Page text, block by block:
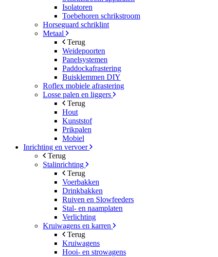
Isolatoren
Toebehoren schrikstroom
Horseguard schriklint
Metaal
Terug
Weidepoorten
Panelsystemen
Paddockafrastering
Buisklemmen DIY
Roflex mobiele afrastering
Losse palen en liggers
Terug
Hout
Kunststof
Prikpalen
Mobiel
Inrichting en vervoer
Terug
Stalinrichting
Terug
Voerbakken
Drinkbakken
Ruiven en Slowfeeders
Stal- en naamplaten
Verlichting
Kruiwagens en karren
Terug
Kruiwagens
Hooi- en strowagens